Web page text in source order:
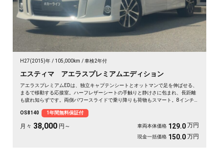
H27(2015)年 105,000km 車検2年付
エスティマ アエラスプレミアムエディション
アエラスプレミアムEDは、独立キャプテンシートとオットマンで足を伸ばせる、
まるで移動する応接室。ハーフレザーシートの手触りと静けさに包まれ、長距離
も疲れ知らずです。両側パワースライドで乗り降りも荷物もスマート。8インチ
パールの艶やかなボディが週末を格上げしてくれます。心地よさで選ぶなら《1
年保証付》💺✨🚗🎵💎
OS8140 1年間無料保証付
月々 38,000 円～ 車両本体価格 129.0 万円
現金一括価格 150.0 万円